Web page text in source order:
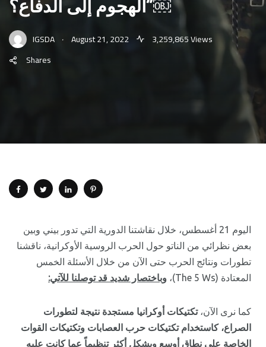
الهجوم إلى الدفاع؟”￼
IGSDA . August 21, 2022
3,259,865 Views
Shares
اليوم 21 أغسطس، خلال نقاشتنا الدورية التي تدور بيني وبين
بعض نظرائي من الناتو حول الحرب الروسية الأوكرانية، ناقشنا
تطورات ونتائج الحرب حتى الآن من خلال الأسئلة الخمس
المعتادة (The 5 Ws)،
وباختصار شديد قد توصلنا للآتي:
كما نرى الآن،تكتيكات أوكرانيا مستجدة نتيجة لتطورات
الصراع، كاستخدام تكتيكات حرب العصابات وتكتيكات القوات
الخاصة على نطاق أوسع وبشكل أكثر تنظيماً عما كانت عليه